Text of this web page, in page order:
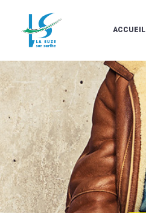
ACCUEIL
LE
MARCHÉ
PROPOS
DE
LA
SUZE
BULLETINS
EN
LIGNE
AGENDA
LA
SUZE
AU